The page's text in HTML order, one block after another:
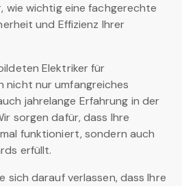
wie wichtig eine fachgerechte
und Effizienz Ihrer
Elektriker für
nicht nur umfangreiches
jahrelange Erfahrung in der
sorgen dafür, dass Ihre
funktioniert, sondern auch
erfüllt.
sich darauf verlassen, dass Ihre